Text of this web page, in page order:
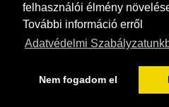
felhasználói élmény
További információ erről
Adatvédelmi
Nem fogadom el
Tudj meg többet városodról!
menü, cégek…. és minden, ami
MÉDIAAJÁNLÓ ADATVÉDELEM